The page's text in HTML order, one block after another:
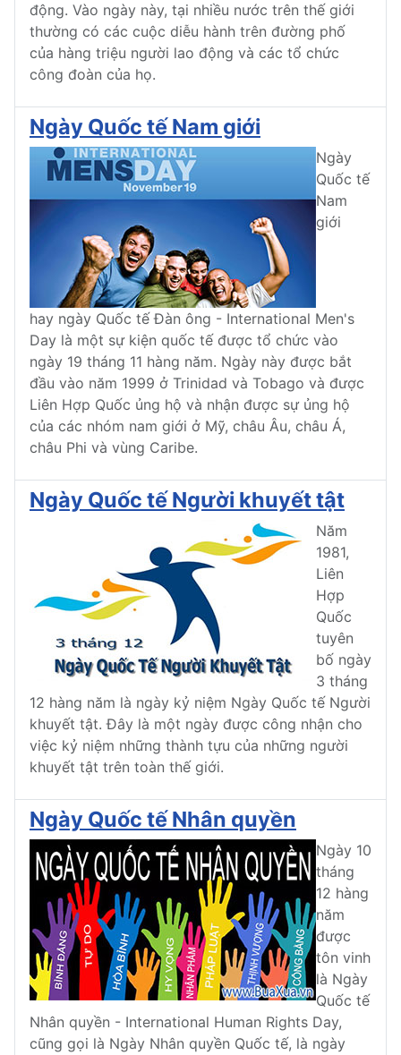
động. Vào ngày này, tại nhiều nước trên thế giới
thường có các cuộc diễu hành trên đường phố
của hàng triệu người lao động và các tổ chức
công đoàn của họ.
Ngày Quốc tế Nam giới
Ngày
Quốc tế
Nam
giới
hay ngày Quốc tế Đàn ông - International Men's
Day là một sự kiện quốc tế được tổ chức vào
ngày 19 tháng 11 hàng năm. Ngày này được bắt
đầu vào năm 1999 ở Trinidad và Tobago và được
Liên Hợp Quốc ủng hộ và nhận được sự ủng hộ
của các nhóm nam giới ở Mỹ, châu Âu, châu Á,
châu Phi và vùng Caribe.
Ngày Quốc tế Người khuyết tật
Năm
1981,
Liên
Hợp
Quốc
tuyên
bố ngày
3 tháng
12 hàng năm là ngày kỷ niệm Ngày Quốc tế Người
khuyết tật. Đây là một ngày được công nhận cho
việc kỷ niệm những thành tựu của những người
khuyết tật trên toàn thế giới.
Ngày Quốc tế Nhân quyền
Ngày 10
tháng
12 hàng
năm
được
tôn vinh
là Ngày
Quốc tế
Nhân quyền - International Human Rights Day,
cũng gọi là Ngày Nhân quyền Quốc tế, là ngày